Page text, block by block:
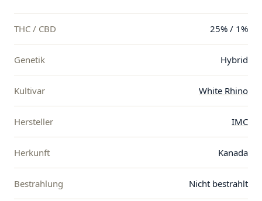
THC / CBD 25% / 1%
Genetik Hybrid
Kultivar White Rhino
Hersteller IMC
Herkunft Kanada
Bestrahlung Nicht bestrahlt